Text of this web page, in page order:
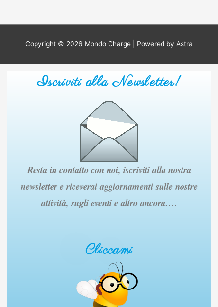
Copyright © 2026 Mondo Charge | Powered by Astra
Iscriviti alla Newsletter!
Resta in contatto con noi, iscriviti alla nostra
newsletter e riceverai aggiornamenti sulle nostre
attività, sugli eventi e altro ancora….
Cliccami